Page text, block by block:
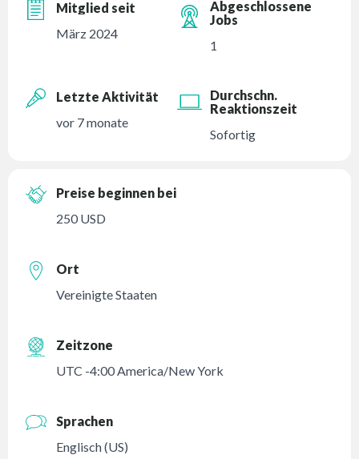
Mitglied seit
März 2024
Abgeschlossene
Jobs
1
Letzte Aktivität
vor 7 monate
Durchschn.
Reaktionszeit
Sofortig
Preise beginnen bei
250 USD
Ort
Vereinigte Staaten
Zeitzone
UTC -4:00 America/New York
Sprachen
Englisch (US)